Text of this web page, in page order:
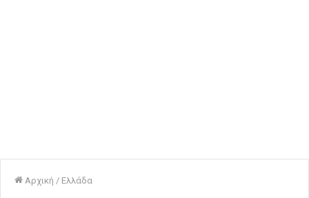
Αρχική / Ελλάδα